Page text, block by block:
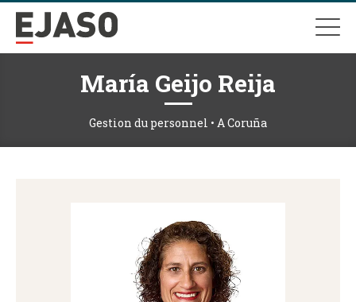
María Geijo Reija
Gestion du personnel • A Coruña